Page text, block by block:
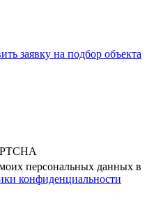
заявку на подбор объекта
персональных данных в
конфиденциальности